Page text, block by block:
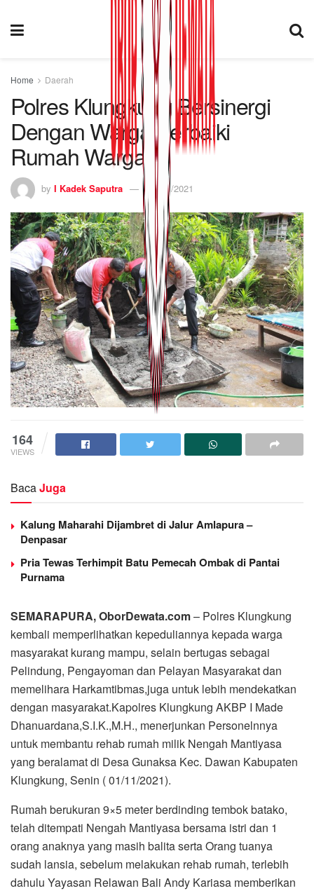
Home Daerah
Polres Klungkung Bersinergi
Dengan Warga Perbaiki
Rumah Warga
by I Kadek Saputra 01/11/2021
164
VIEWS
BacaJuga
Kalung Maharahi Dijambret di Jalur Amlapura –
Denpasar
Pria Tewas Terhimpit Batu Pemecah Ombak di Pantai
Purnama
SEMARAPURA, OborDewata.com– Polres Klungkung
kembali memperlihatkan kepeduliannya kepada warga
masyarakat kurang mampu, selain bertugas sebagai
Pelindung, Pengayoman dan Pelayan Masyarakat dan
memelihara Harkamtibmas,juga untuk lebih mendekatkan
dengan masyarakat.Kapolres Klungkung AKBP I Made
Dhanuardana,S.I.K.,M.H., menerjunkan Personelnnya
untuk membantu rehab rumah milik Nengah Mantiyasa
yang beralamat di Desa Gunaksa Kec. Dawan Kabupaten
Klungkung, Senin ( 01/11/2021).
Rumah berukuran 9×5 meter berdinding tembok batako,
telah ditempati Nengah Mantiyasa bersama istri dan 1
orang anaknya yang masih balita serta Orang tuanya
sudah lansia, sebelum melakukan rehab rumah, terlebih
dahulu Yayasan Relawan Bali Andy Kariasa memberikan